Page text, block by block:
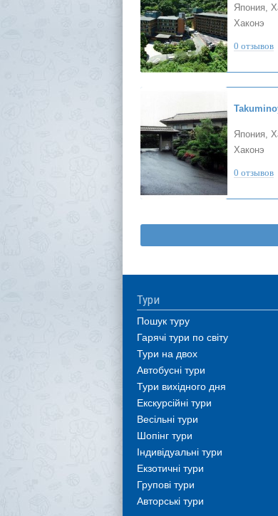
Япония,
Хаконэ
0 отзывов
Япония,
Хаконэ
0 отзывов
Тури
Пошук туру
Гарячі тури по світу
Тури на двох
Автобусні тури
Тури вихідного дня
Екскурсійні тури
Весільні тури
Шопінг тури
Індивідуальні тури
Екзотичні тури
Групові тури
Авторські тури